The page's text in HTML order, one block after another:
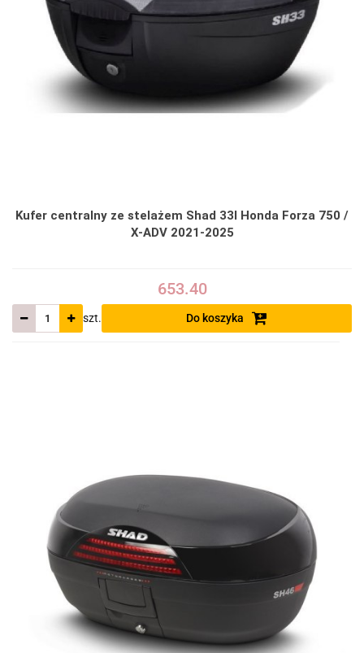
Kufer centralny ze stelażem Shad 33l Honda Forza 750 /
X-ADV 2021-2025
653.40
szt. Do koszyka